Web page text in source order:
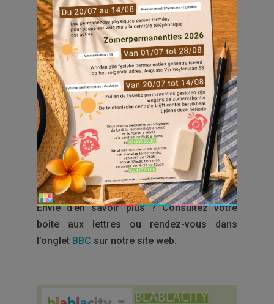
Pour cette nouvelle édition, nous vous
emmenons à la découverte des activités de
loisir à faire sur la commune d’Evere, tout
en mettant à l’honneur les initiatives
citoyennes portées par nos habitants.
Retrouvez le planning complet de ces
activités en pages 9 et 10.
À côté de cela, plongez dans vos rubriques
préférées ainsi que dans d’autres actualités
liées à la propreté de nos quartiers et à nos
événements passés.
Envie d’en savoir plus ? Consultez votre
boîte aux lettres ou rendez-vous dans
l’onglet BBC sur notre site web.